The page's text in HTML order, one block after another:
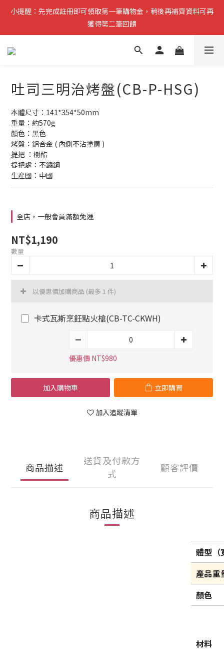
分兩階段送購物金：先註冊可獲100元購物金，完成資料再送100
元購物金
小提醒：先完成註冊即可領取第一筆購物金，稍後再補齊資料可再
獲得第二筆回饋
複製分享連結給朋友，完成訂單推薦人可獲得200元購物金
分兩階段送購物金：先註冊可獲100元購物金，完成資料再送100
元購物金
吐司三明治烤盤(CB-P-HSG)
本體尺寸：141*354*50mm
重量：約570g
顏色：黑色
烤盤：鋁合金 ( 內側不沾塗層 )
提把 ：樹酯
提把處：不鏽鋼
生產國：中國
全店，一般會員滿額免運
NT$1,190
數量
以優惠價加購商品 (最多 1 件)
卡式瓦斯烹飪點火槍(CB-TC-CKWH)
優惠價 NT$980
加入購物車 立即購買
加入追蹤清單
商品描述
送貨及付款方
式
顧客評價
商品描述
體型
產品重
顏色
材料